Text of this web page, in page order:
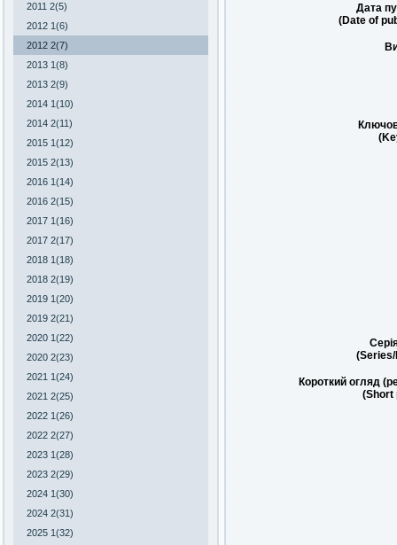
2011 2(5)
2012 1(6)
2012 2(7)
2013 1(8)
2013 2(9)
2014 1(10)
2014 2(11)
2015 1(12)
2015 2(13)
2016 1(14)
2016 2(15)
2017 1(16)
2017 2(17)
2018 1(18)
2018 2(19)
2019 1(20)
2019 2(21)
2020 1(22)
2020 2(23)
2021 1(24)
2021 2(25)
2022 1(26)
2022 2(27)
2023 1(28)
2023 2(29)
2024 1(30)
2024 2(31)
2025 1(32)
Дата
(Date of
Короткий огляд
(Short